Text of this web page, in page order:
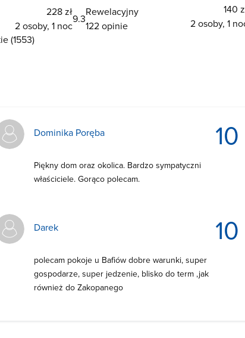
228 zł
2 osoby, 1 noc
9.3
Rewelacyjny
122 opinie
140
2 osoby, 1
(1553)
10
Dominika Poręba
Piękny dom oraz okolica. Bardzo sympatyczni
właściciele. Gorąco polecam.
10
Darek
polecam pokoje u Bafiów dobre warunki, super
gospodarze, super jedzenie, blisko do term ,jak
również do Zakopanego